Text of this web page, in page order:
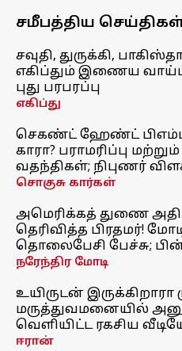
சமீபத்திய
சவுதி, துருக்கி,
எகிப்தும் இணைய
புது பரபரப்பு
எகிப்து
செகண்ட் ஹேண்ட்
காரா? பராமரிப்பு
வதந்திகள்; நிபுணர்
சொகுசு கார்கள்
அமெரிக்கத் துணை
தெரிவித்த பிரதமர்!
தொலைபேசி பேச்சு;
நரேந்திர மோடி
உயிருடன் இருக்கிறாரா
மருத்துவமனையில்
வெளியிட்ட ரகசிய
ஈரான்